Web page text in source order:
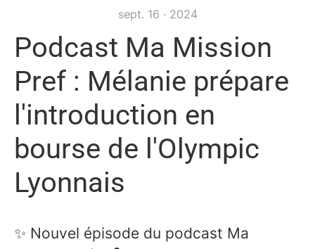
sept. 16 · 2024
Podcast Ma Mission
Pref : Mélanie prépare
l'introduction en
bourse de l'Olympic
Lyonnais
✨ Nouvel épisode du podcast Ma